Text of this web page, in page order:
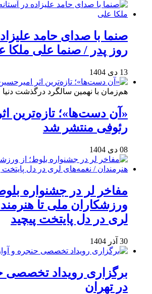
صنما با صدای حامد
روز پدر / صنما علی ملکا
13 دی 1404
هم‌زمان با نهمین سالگرد درگذشت دنیا
«آن دست‌ها»؛ تازه‌ترین
رئوفی منتشر شد
08 دی 1404
مفاخر لر در جشنواره
ورزشکاران ملی تا
لری در دل پایتخت پیچید
30 آذر 1404
برگزاری رویداد تخصصی
در تهران